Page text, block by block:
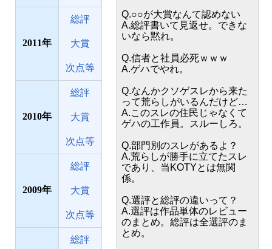
2011
総評
大賞
次点等
2010
総評
大賞
次点等
2009
総評
大賞
次点等
総評
Q.○○が大賞なんて認めない
A.総評書いて見返せ。できな
いなら黙れ。
Q.信者と社員必死ｗｗｗ
A.ゲハでやれ。
Q.なんかクソゲスレから来た
って荒らしがいるんだけど…
A.このスレの住民じゃなくて
ゲハの工作員。スルーしろ。
Q.部門別のスレがあるよ？
A.荒らしが勝手に立てたスレ
であり、当KOTYとは無関
係。
Q.選評と総評の違いって？
A.選評は作品単体のレビュー
のまとめ。総評は全選評のま
とめ。